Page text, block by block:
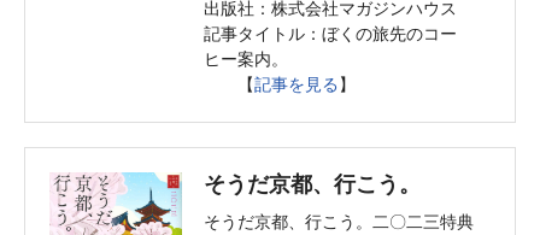
出版社：株式会社マガジンハウス
記事タイトル：ぼくの旅先のコー
ヒー案内。
【記事を見る 】
そうだ京都、行こう。
そうだ京都、行こう。二〇二三特典